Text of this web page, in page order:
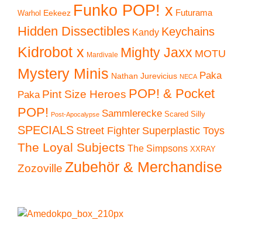
Warhol Eekeez Funko POP! x Futurama
Hidden Dissectibles Kandy Keychains
Kidrobot x Mardivale Mighty Jaxx MOTU
Mystery Minis Nathan Jurevicius NECA Paka
Paka Pint Size Heroes POP! & Pocket
POP! Post-Apocalypse Sammlerecke Scared Silly
SPECIALS Street Fighter Superplastic Toys
The Loyal Subjects The Simpsons XXRAY
Zozoville Zubehör & Merchandise